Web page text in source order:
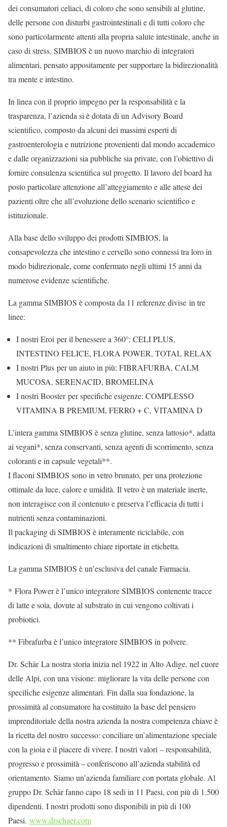
dei consumatori celiaci, di coloro che sono sensibili al glutine,
delle persone con disturbi gastrointestinali e di tutti coloro che
sono particolarmente attenti alla propria salute intestinale, anche in
caso di stress. SIMBIOS è un nuovo marchio di integratori
alimentari, pensato appositamente per supportare la bidirezionalità
tra mente e intestino.
In linea con il proprio impegno per la responsabilità e la
trasparenza, l’azienda si è dotata di un Advisory Board
scientifico, composto da alcuni dei massimi esperti di
gastroenterologia e nutrizione provenienti dal mondo accademico
e dalle organizzazioni sia pubbliche sia private, con l’obiettivo di
fornire consulenza scientifica sul progetto. Il lavoro del board ha
posto particolare attenzione all’atteggiamento e alle attese dei
pazienti oltre che all’evoluzione dello scenario scientifico e
istituzionale.
Alla base dello sviluppo dei prodotti SIMBIOS, la
consapevolezza che intestino e cervello sono connessi tra loro in
modo bidirezionale, come confermato negli ultimi 15 anni da
numerose evidenze scientifiche.
La gamma SIMBIOS è composta da 11 referenze divise in tre
linee:
I nostri Eroi per il benessere a 360°: CELI PLUS,
INTESTINO FELICE, FLORA POWER, TOTAL RELAX
I nostri Plus per un aiuto in più: FIBRAFURBA, CALM
MUCOSA, SERENACID, BROMELINA
I nostri Booster per specifiche esigenze: COMPLESSO
VITAMINA B PREMIUM, FERRO + C, VITAMINA D
L’intera gamma SIMBIOS è senza glutine, senza lattosio*, adatta
ai vegani*, senza conservanti, senza agenti di scorrimento, senza
coloranti e in capsule vegetali**.
I flaconi SIMBIOS sono in vetro brunato, per una protezione
ottimale da luce, calore e umidità. Il vetro è un materiale inerte,
non interagisce con il contenuto e preserva l’efficacia di tutti i
nutrienti senza contaminazioni.
Il packaging di SIMBIOS è interamente riciclabile, con
indicazioni di smaltimento chiare riportate in etichetta.
La gamma SIMBIOS è un’esclusiva del canale Farmacia.
* Flora Power è l’unico integratore SIMBIOS contenente tracce
di latte e soia, dovute al substrato in cui vengono coltivati i
probiotici.
** Fibrafurba è l’unico integratore SIMBIOS in polvere.
Dr. Schär La nostra storia inizia nel 1922 in Alto Adige, nel cuore
delle Alpi, con una visione: migliorare la vita delle persone con
specifiche esigenze alimentari. Fin dalla sua fondazione, la
prossimità al consumatore ha costituito la base del pensiero
imprenditoriale della nostra azienda la nostra competenza chiave è
la ricetta del nostro successo: conciliare un’alimentazione speciale
con la gioia e il piacere di vivere. I nostri valori – responsabilità,
progresso e prossimità – conferiscono all’azienda stabilità ed
orientamento. Siamo un’azienda familiare con portata globale. Al
gruppo Dr. Schär fanno capo 18 sedi in 11 Paesi, con più di 1.500
dipendenti. I nostri prodotti sono disponibili in più di 100
Paesi. www.drschaer.com